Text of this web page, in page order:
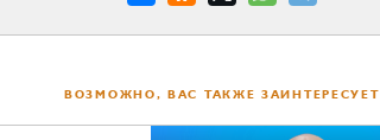
ВОЗМОЖНО, ВАС ТАКЖЕ ЗАИНТЕРЕСУЕТ